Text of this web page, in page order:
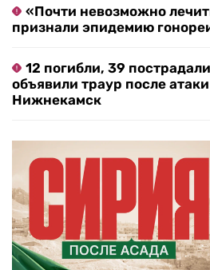
«Почти невозможно
признали эпидемию
12 погибли, 39
объявили траур после
Нижнекамск